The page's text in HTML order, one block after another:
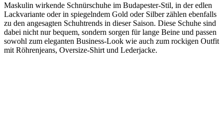
Maskulin wirkende Schnürschuhe im Budapester-Stil, in der edlen
Lackvariante oder in spiegelndem Gold oder Silber zählen ebenfalls
zu den angesagten Schuhtrends in dieser Saison. Diese Schuhe sind
dabei nicht nur bequem, sondern sorgen für lange Beine und passen
sowohl zum eleganten Business-Look wie auch zum rockigen Outfit
mit Röhrenjeans, Oversize-Shirt und Lederjacke.